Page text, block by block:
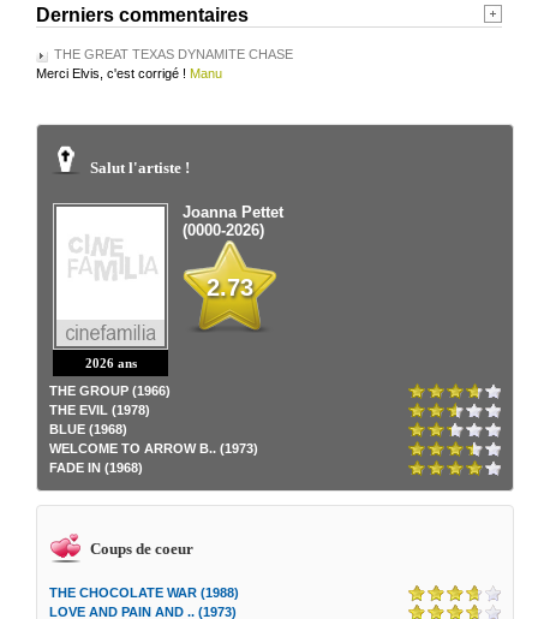
Derniers commentaires
THE GREAT TEXAS DYNAMITE CHASE
Merci Elvis, c'est corrigé ! Manu
Salut l'artiste !
2026 ans
Joanna Pettet
(0000-2026)
2.73
THE GROUP (1966)
THE EVIL (1978)
BLUE (1968)
WELCOME TO ARROW B.. (1973)
FADE IN (1968)
Coups de coeur
THE CHOCOLATE WAR (1988)
LOVE AND PAIN AND .. (1973)